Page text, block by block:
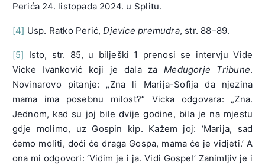
Perića 24. listopada 2024. u Splitu.
[4] Usp. Ratko Perić,Djevice premudra, str. 88–89.
[5] Isto, str. 85, u bilješki 1 prenosi se intervju Vide
Vicke Ivanković koji je dala zaMeđugorje Tribune.
Novinarovo pitanje: „Zna li Marija-Sofija da njezina
mama ima posebnu milost?“ Vicka odgovara: „Zna.
Jednom, kad su joj bile dvije godine, bila je na mjestu
gdje molimo, uz Gospin kip. Kažem joj: ‘Marija, sad
ćemo moliti, doći će draga Gospa, mama će je vidjeti.’ A
ona mi odgovori: ‘Vidim je i ja. Vidi Gospe!’ Zanimljiv je i